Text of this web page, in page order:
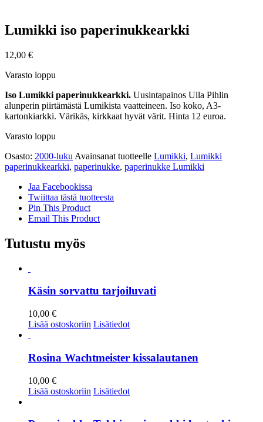
Lumikki iso paperinukkearkki
12,00 €
Varasto loppu
Iso Lumikki paperinukkearkki. Uusintapainos Ulla Pihlin
alunperin piirtämästä Lumikista vaatteineen. Iso koko, A3-
kartonkiarkki. Värikäs, kirkkaat hyvät värit. Hinta 12 euroa.
Varasto loppu
Osasto: 2000-luku Avainsanat tuotteelle Lumikki, Lumikki
paperinukkearkki, paperinukke, paperinukke Lumikki
Jaa Facebookissa
Twiittaa tästä tuotteesta
Pin This Product
Email This Product
Tutustu myös
Käsin sorvattu tarjoiluvati
10,00 €
Lisää ostoskoriin Lisätiedot
Rosina Wachtmeister kissalautanen
10,00 €
Lisää ostoskoriin Lisätiedot